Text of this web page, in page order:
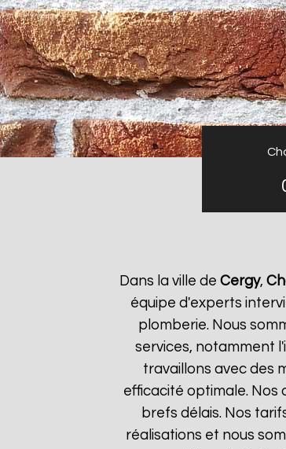
Dans la ville de Cergy,
équipe d'experts
plomberie. Nous
services, notamment
travaillons avec des
efficacité optimale. Nos
brefs délais. Nos
réalisations et nous